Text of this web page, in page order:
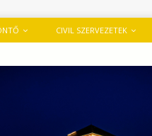
CIVIL SZERVEZETEK